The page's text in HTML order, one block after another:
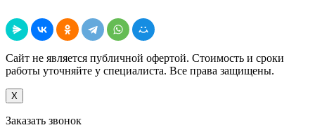
Сайт не является публичной офертой. Стоимость и сроки
работы уточняйте у специалиста. Все права защищены.
X
Заказать звонок